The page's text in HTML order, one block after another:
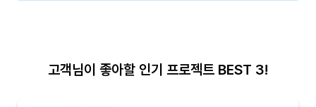
고객님이 좋아할 인기 프로젝트 BEST 3!